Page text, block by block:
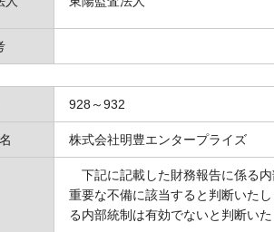
928～932
株式会社明豊エンタープライズ
下記に記載した財務報告に係る
重要な不備に該当すると判断いた
る内部統制は有効でないと判断いた